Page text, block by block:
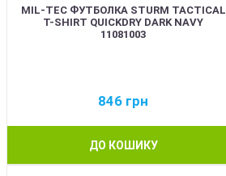
MIL-TEC ФУТБОЛКА STURM TACTICAL
T-SHIRT QUICKDRY DARK NAVY
11081003
846 грн
ДО КОШИКУ